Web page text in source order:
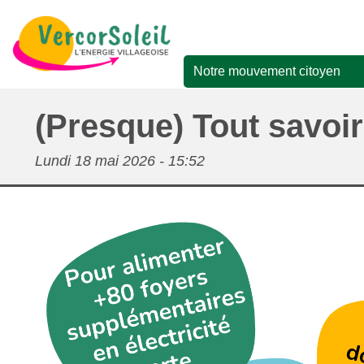
contenu
principal
Navigation
principale
Notre mouvement citoyen
Le collectif
(Presque) Tout
Lundi 18 mai 2026 - 15:52